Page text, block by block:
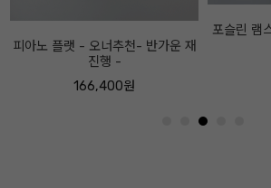
143,200원